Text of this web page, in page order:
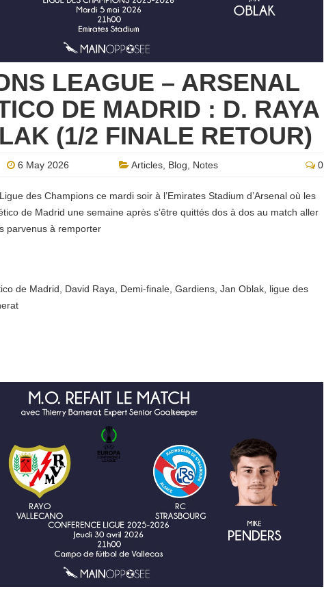
LEAGUE – ARSENAL
DE MADRID : D. RAYA
(1/2 FINALE RETOUR)
6 May 2026 Articles Blog Notes 0
des Champions ce mardi soir à l’Emirates Stadium d’Arsenal où les
de Madrid une semaine après s’être quittés dos à dos au match aller
parvenus à remporter
de Madrid David Raya Demi-finale Gardiens Jan Oblak ligue des